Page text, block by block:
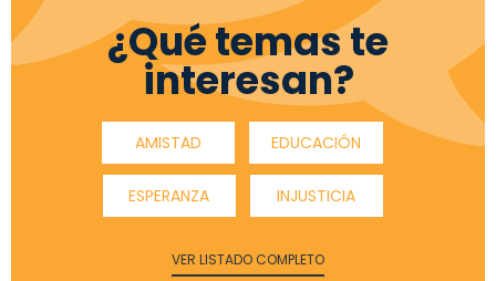
¿Qué temas te
interesan?
AMISTAD EDUCACIÓN
ESPERANZA INJUSTICIA
VER LISTADO COMPLETO